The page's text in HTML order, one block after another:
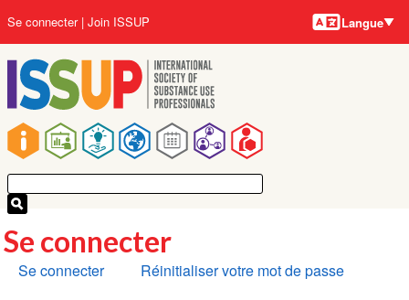
au
contenu
principal
Main
navigation
User
account
menu
Se connecter Join ISSUP Langues
Langue
Se connecter
Onglets
Se connecter Réinitialiser votre mot de passe